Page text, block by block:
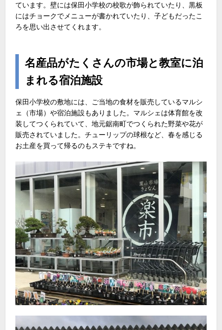
ています。壁には保田小学校の校歌が飾られていたり、黒板
にはチョークでメニューが書かれていたり、子どもだったこ
ろを思い出させてくれます。
名産品がたくさんの市場と教室に泊
まれる宿泊施設
保田小学校の敷地には、ご当地の食材を販売しているマルシ
ェ（市場）や宿泊施設もありました。マルシェは体育館を改
装してつくられていて、地元鋸南町でつくられた野菜や花が
販売されていました。チューリップの球根など、春を感じる
お土産を買って帰るのもステキですね。